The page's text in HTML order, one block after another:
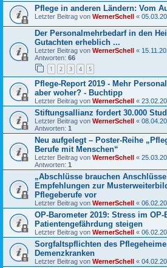
Pflege in anderen Ländern: Vom
Letzter Beitrag von WernerSchell «
Der Personalmehrbedarf in den
Gutachten erheblich ...
Letzter Beitrag von WernerSchell «
Antworten: 66
1 2 3 4 5
Pflege-Report 2019 - Mehr
aber woher? - Buchtipp
Letzter Beitrag von WernerSchell «
Stiftungsallianz fordert 30.000
Letzter Beitrag von WernerSchell «
Antworten: 1
Neu aufgelegt – Poster-Reihe
Berufe mit Menschen“
Letzter Beitrag von WernerSchell «
Antworten: 1
„Abschlüsse brauchen
Empfehlungen zur
Pflegeberufe vor
Letzter Beitrag von WernerSchell «
OP-Barometer 2019: Stress im
Patientengefährdung steigen
Letzter Beitrag von WernerSchell «
Sorgfaltspflichten des
Demenzkranken
Letzter Beitrag von WernerSchell «